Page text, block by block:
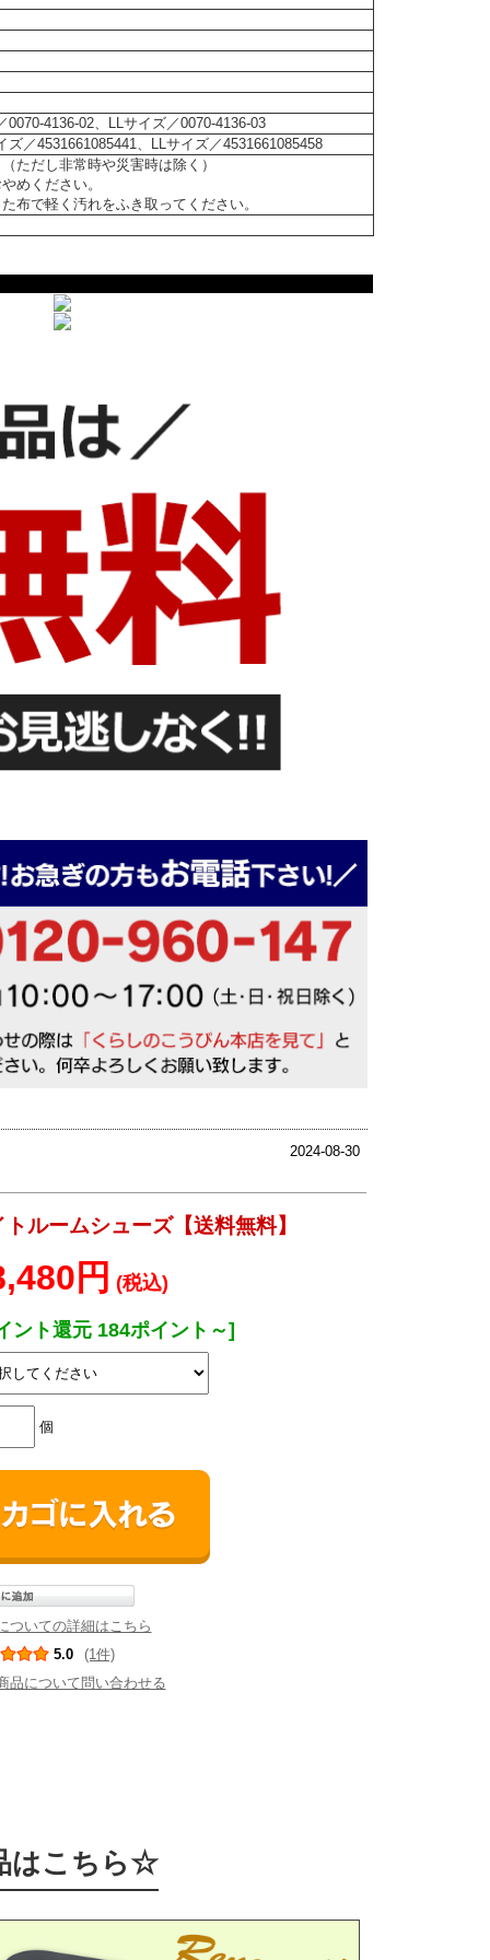
4136-02、LLサイズ／0070-4136-03
／4531661085441、LLサイズ／4531661085458
ただし非常時や災害時は除く）
めください。
布で軽く汚れをふき取ってください。
2024-08-30
ルームシューズ【送料無料】
円 (税込)
ント還元 184ポイント～]
個
ついての詳細はこちら
5.0
(1件)
品について問い合わせる
はこちら☆